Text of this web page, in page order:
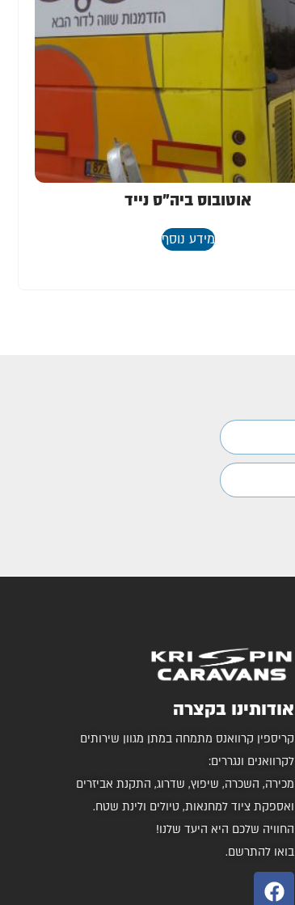
אוטובוס ביה"ס נייד
מידע נוסף
אודותינו בקצרה
קריספין קרוואנס מתמחה במתן מגוון שירותים
לקרוואנים ונגררים:
מכירה, השכרה, שיפוץ, שדרוג, התקנת אביזרים
ואספקת ציוד למחנאות, טיולים ולינת שטח.
החוויה שלכם היא היעד שלנו!
בואו להתרשם.